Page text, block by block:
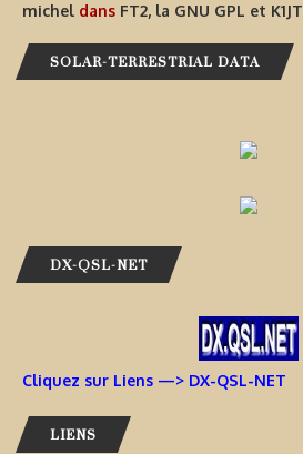
michel dans FT2, la GNU GPL et K1JT
SOLAR-TERRESTRIAL DATA
DX-QSL-NET
Cliquez sur Liens —> DX-QSL-NET
LIENS